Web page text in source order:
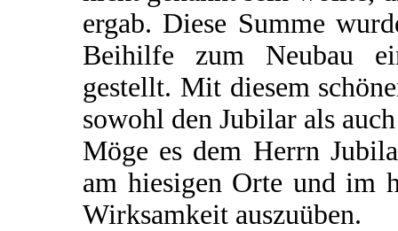
ergab. Diese Summe
Beihilfe zum Neubau
gestellt. Mit diesem
sowohl den Jubilar als
Möge es dem Herrn
am hiesigen Orte und im
Wirksamkeit auszuüben.